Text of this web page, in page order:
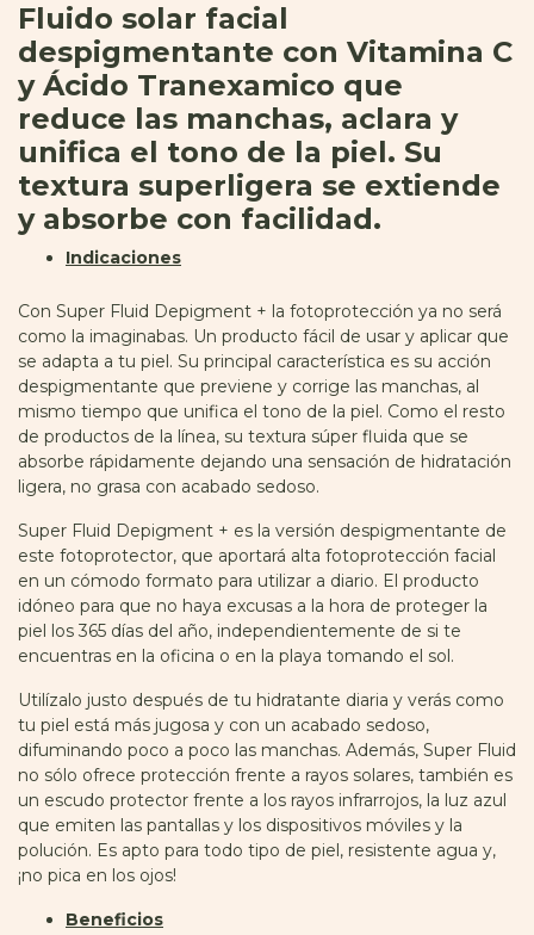
Fluido solar facial
despigmentante con Vitamina C
y Ácido Tranexamico que
reduce las manchas, aclara y
unifica el tono de la piel. Su
textura superligera se extiende
y absorbe con facilidad.
Indicaciones
Con Super Fluid Depigment + la fotoprotección ya no será
como la imaginabas. Un producto fácil de usar y aplicar que
se adapta a tu piel. Su principal característica es su acción
despigmentante que previene y corrige las manchas, al
mismo tiempo que unifica el tono de la piel. Como el resto
de productos de la línea, su textura súper fluida que se
absorbe rápidamente dejando una sensación de hidratación
ligera, no grasa con acabado sedoso.
Super Fluid Depigment + es la versión despigmentante de
este fotoprotector, que aportará alta fotoprotección facial
en un cómodo formato para utilizar a diario. El producto
idóneo para que no haya excusas a la hora de proteger la
piel los 365 días del año, independientemente de si te
encuentras en la oficina o en la playa tomando el sol.
Utilízalo justo después de tu hidratante diaria y verás como
tu piel está más jugosa y con un acabado sedoso,
difuminando poco a poco las manchas. Además, Super Fluid
no sólo ofrece protección frente a rayos solares, también es
un escudo protector frente a los rayos infrarrojos, la luz azul
que emiten las pantallas y los dispositivos móviles y la
polución. Es apto para todo tipo de piel, resistente agua y,
¡no pica en los ojos!
Beneficios